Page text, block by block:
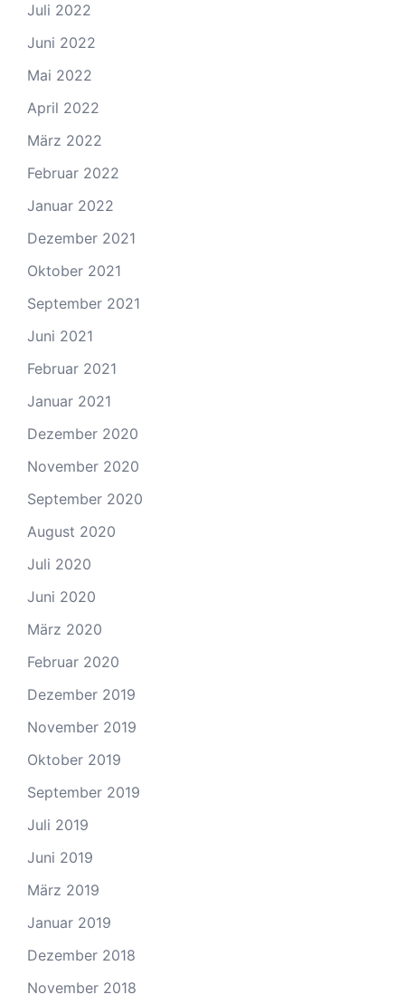
Juli 2022
Juni 2022
Mai 2022
April 2022
März 2022
Februar 2022
Januar 2022
Dezember 2021
Oktober 2021
September 2021
Juni 2021
Februar 2021
Januar 2021
Dezember 2020
November 2020
September 2020
August 2020
Juli 2020
Juni 2020
März 2020
Februar 2020
Dezember 2019
November 2019
Oktober 2019
September 2019
Juli 2019
Juni 2019
März 2019
Januar 2019
Dezember 2018
November 2018